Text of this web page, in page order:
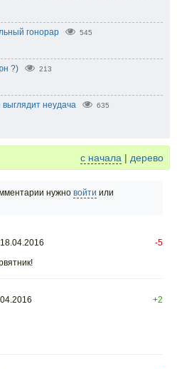
гонорар 545
?) 213
неудача 635
с начала | дерево
нужно войти или
-5
+2